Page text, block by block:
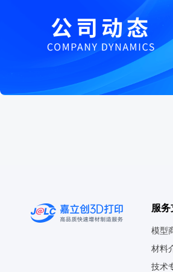
服
模型
材料
技术